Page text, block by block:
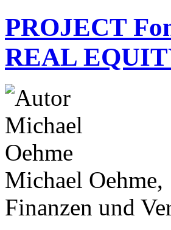
PROJECT
REAL
Michael
Finanzen und